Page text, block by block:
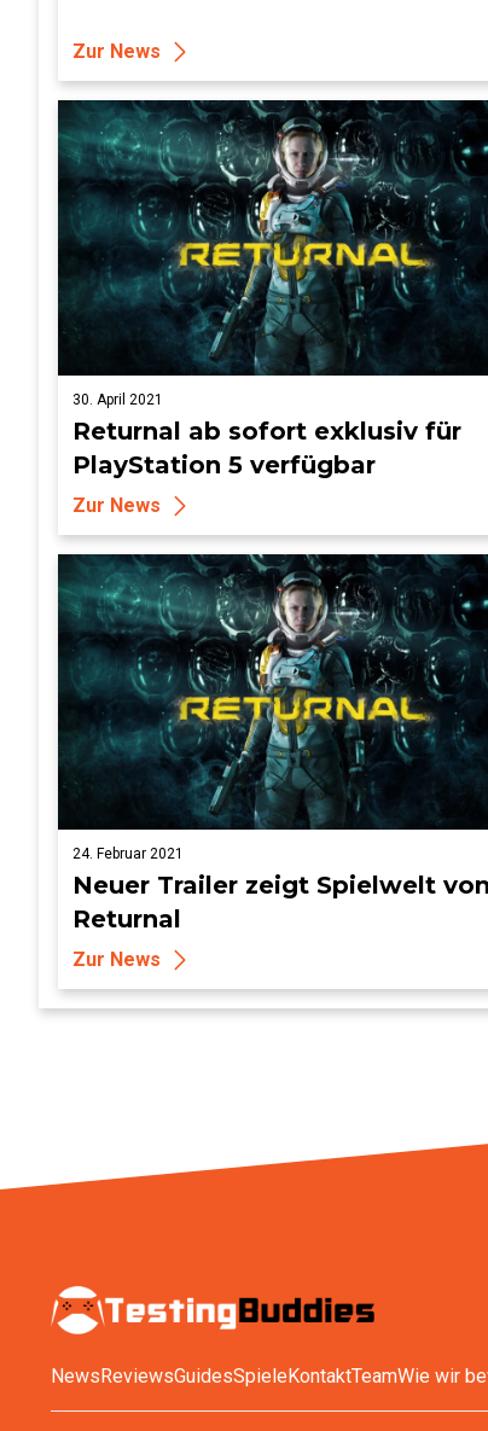
Zur News
30. April 2021
Returnal ab sofort exklusiv für
PlayStation 5 verfügbar
Zur News
24. Februar 2021
Neuer Trailer zeigt Spielwelt von
Returnal
Zur News
News ReviewsGuidesSpieleKontaktTeamWie wir